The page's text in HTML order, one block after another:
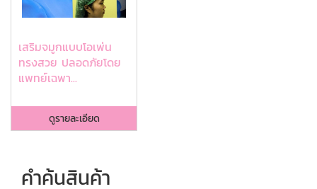
เสริมจมูกแบบโอเพ่น
ทรงสวย ปลอดภัยโดย
แพทย์เฉพา...
ดูรายละเอียด
คำค้นสินค้า